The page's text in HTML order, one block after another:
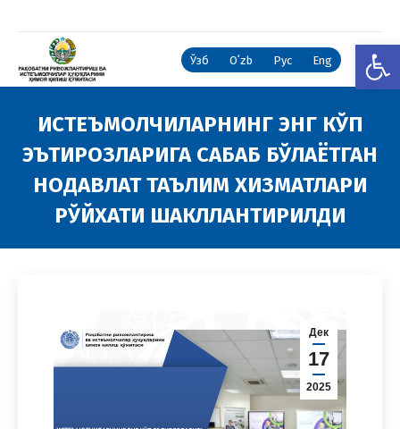
Ўзб Oʻzb Рус Eng
ИСТЕЪМОЛЧИЛАРНИНГ ЭНГ КЎП
ЭЪТИРОЗЛАРИГА САБАБ БЎЛАЁТГАН
НОДАВЛАТ ТАЪЛИМ ХИЗМАТЛАРИ
РЎЙХАТИ ШАКЛЛАНТИРИЛДИ
Дек
17
2025